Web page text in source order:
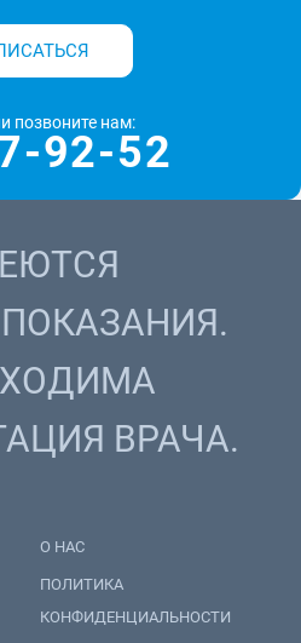
позвоните нам:
92-52
ВРАЧА.
О НАС
ПОЛИТИКА
КОНФИДЕНЦИАЛЬНОСТИ